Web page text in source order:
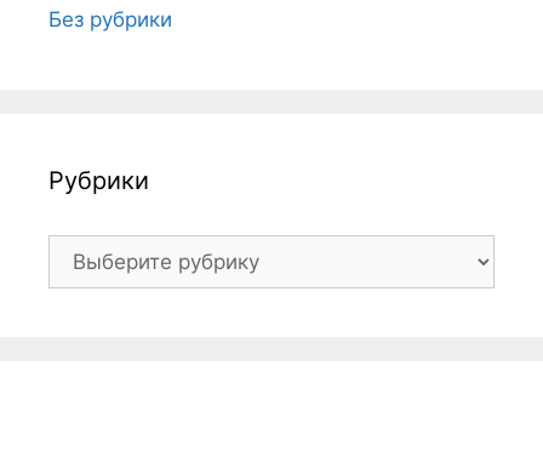
Без рубрики
Рубрики
Рубрики